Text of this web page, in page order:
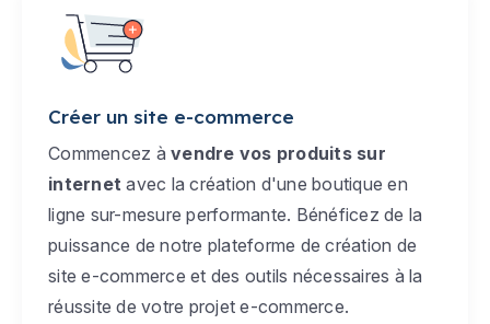
Créer un site e-commerce
Commencez à vendre vos produits sur
internet avec la création d'une boutique en
ligne sur-mesure performante. Bénéficez de la
puissance de notre plateforme de création de
site e-commerce et des outils nécessaires à la
réussite de votre projet e-commerce.